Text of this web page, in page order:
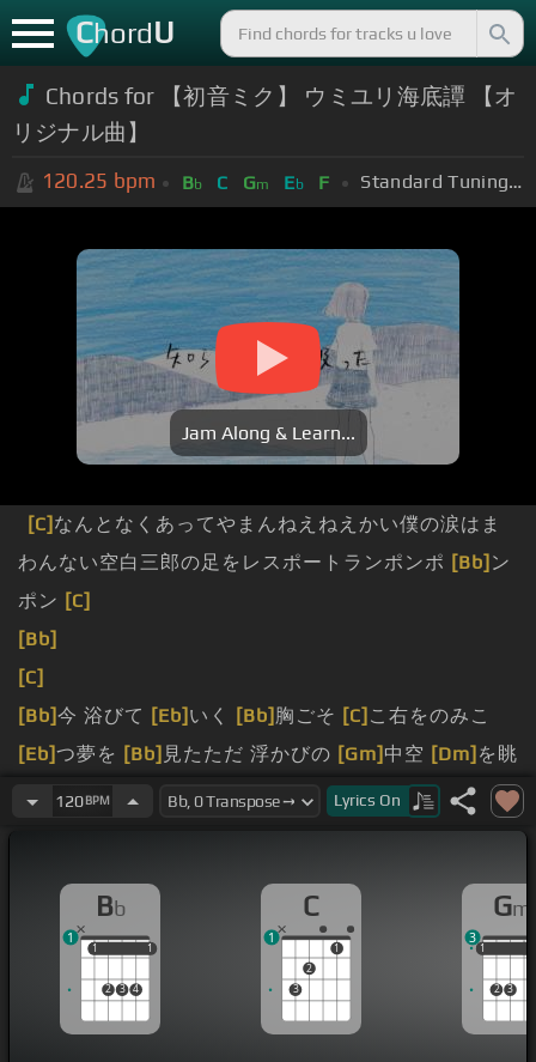
ChordU
Chords for 【初音ミク】 ウミユリ海底譚 【オ
リジナル曲】
120.25 bpm Bb C Gm Eb F Standard Tuning (EADGBE)
Jam Along & Learn...
[C] なんとなくあってやまんねえねえかい僕の涙はま
わんない空白三郎の足をレスポートランポンポ [Bb] ン
ポン [C]
[Bb]
[C]
[Bb]今 浴びて [Eb] いく [Bb] 胸ごそ [C] こ右をのみこ
[Eb]つ夢を [Bb] 見たただ 浮かびの [Gm] 中空 [Dm] を眺
める[Bb] [F] の手をさめいた[Gm]夢の[Bb] あと
き出せない向かった
[Gm] 塊で君が
届け
なんても君がいない自分ならもうどうもわからない
で海人列車に乗り越えたくないからなんて
なんて
ほらさ[C]座ってよいくつかしようなら君はここに届
120BPM Lyrics On
Bb
1
2 3 4
1
1 1
1
C
3
2
1
1
Gm
1
2 3
1
3